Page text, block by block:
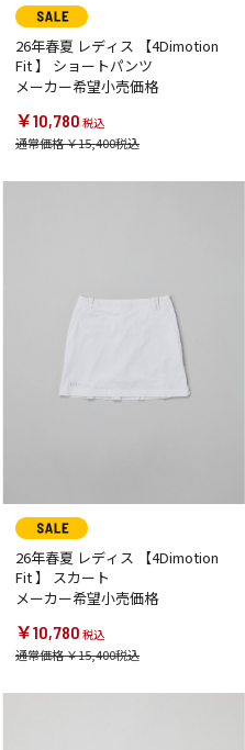
26年春夏 レディス 【4Dimotion
Fit 】 ショートパンツ
メーカー希望小売価格
￥10,780
通常価格 ￥15,400
26年春夏 レディス 【4Dimotion
Fit 】 スカート
メーカー希望小売価格
￥10,780
通常価格 ￥15,400